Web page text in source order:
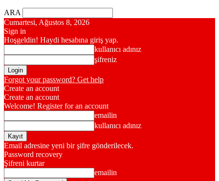
ARA
Cumartesi, Ağustos 8, 2026
Sign in
Hoşgeldin! Haydi hesabına giriş yap.
kullanıcı adınız
şifreniz
Forgot your password? Get help
Create an account
Create an account
Welcome! Register for an account
emailin
kullanıcı adınız
Email adresine yeni bir şifre gönderilecek.
Password recovery
Şifreni kurtar
emailin